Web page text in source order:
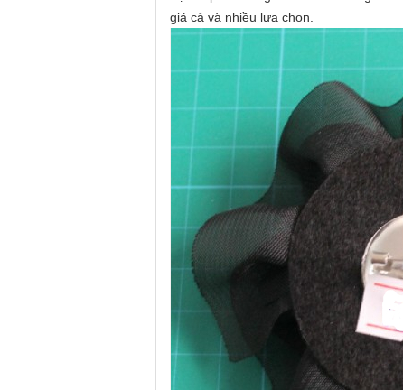
giá cả và nhiều lựa chọn.